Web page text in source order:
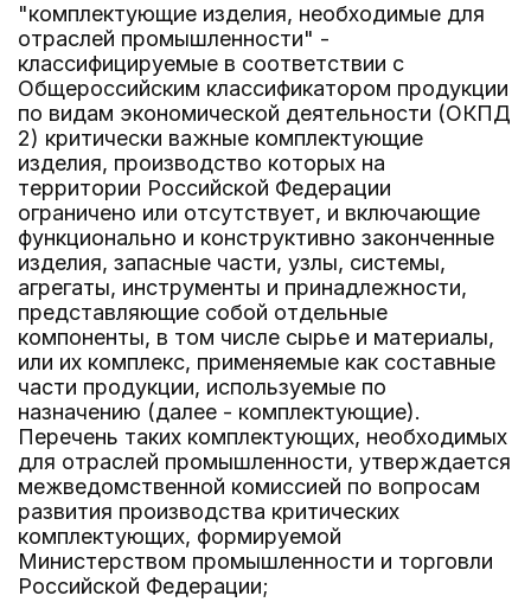
"комплектующие изделия, необходимые для
отраслей промышленности" -
классифицируемые в соответствии с
Общероссийским классификатором продукции
по видам экономической деятельности (ОКПД
2) критически важные комплектующие
изделия, производство которых на
территории Российской Федерации
ограничено или отсутствует, и включающие
функционально и конструктивно законченные
изделия, запасные части, узлы, системы,
агрегаты, инструменты и принадлежности,
представляющие собой отдельные
компоненты, в том числе сырье и материалы,
или их комплекс, применяемые как составные
части продукции, используемые по
назначению (далее - комплектующие).
Перечень таких комплектующих, необходимых
для отраслей промышленности, утверждается
межведомственной комиссией по вопросам
развития производства критических
комплектующих, формируемой
Министерством промышленности и торговли
Российской Федерации;